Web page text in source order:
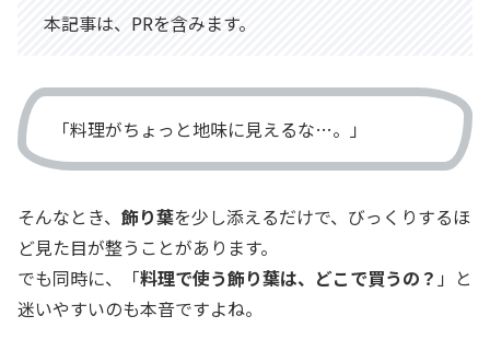
本記事は、PRを含みます。
「料理がちょっと地味に見えるな…。」
そんなとき、 飾り葉を少し添えるだけで、びっくりするほ
ど見た目が整うことがあります。
でも同時に、「料理で使う飾り葉は、どこで買うの？ 」と
迷いやすいのも本音ですよね。